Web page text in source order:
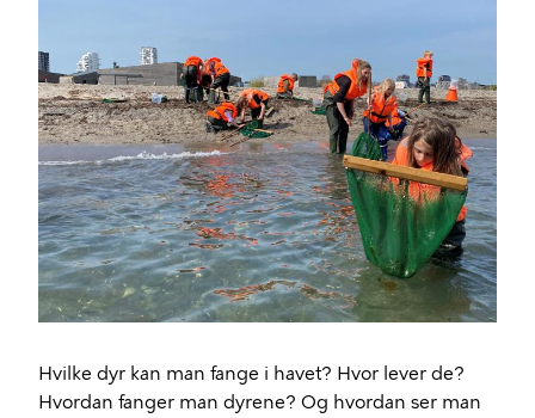
Hvilke dyr kan man fange i havet? Hvor lever de?
Hvordan fanger man dyrene? Og hvordan ser man